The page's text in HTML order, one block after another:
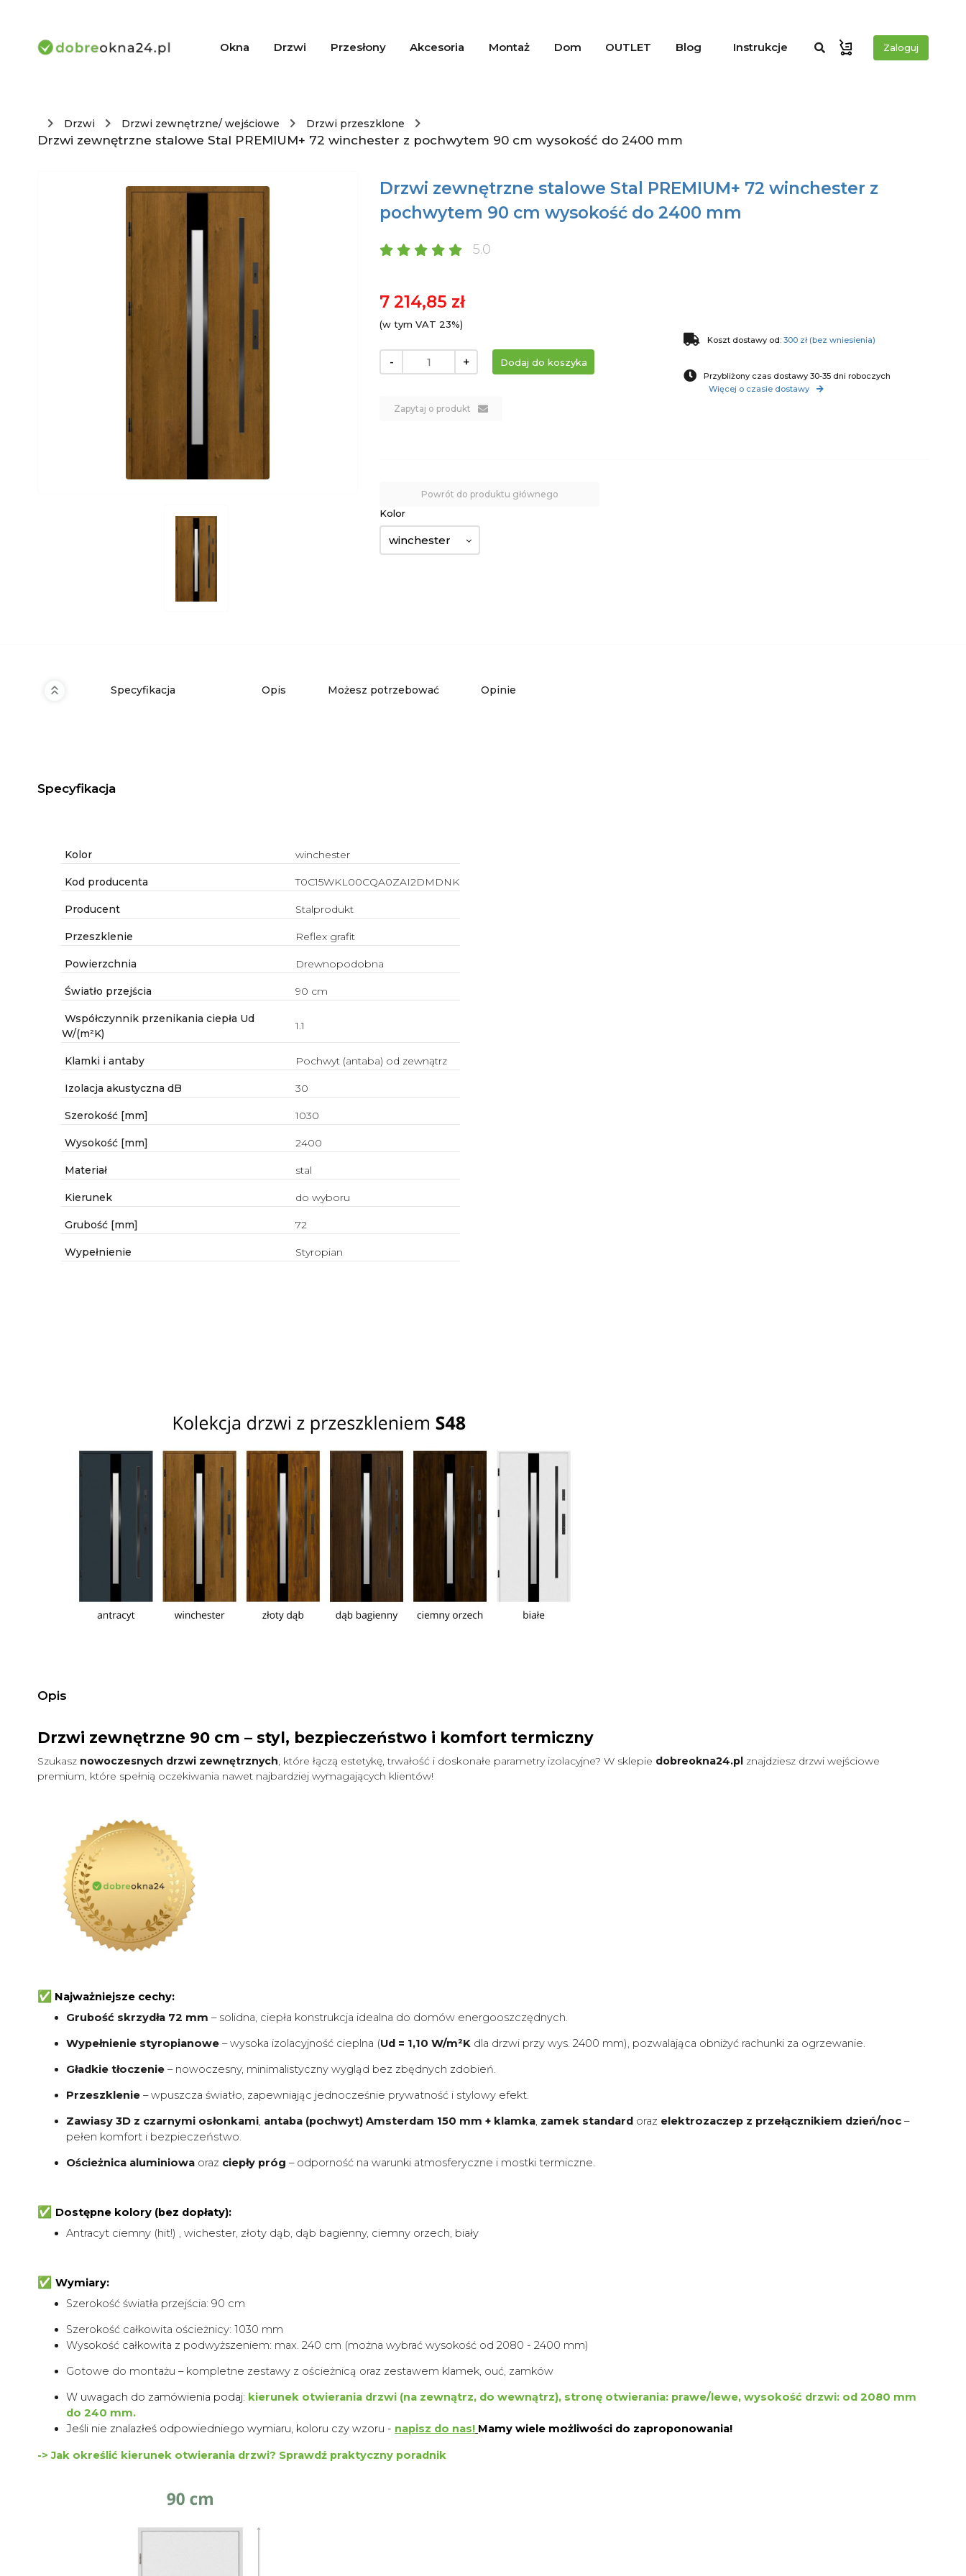
Okna Drzwi Przesłony Akcesoria Montaż Dom OUTLET Blog Instrukcje Zaloguj
Drzwi Drzwi zewnętrzne/ wejściowe Drzwi przeszklone
Drzwi zewnętrzne stalowe Stal PREMIUM+ 72 winchester z pochwytem 90 cm wysokość do 2400 mm
Drzwi zewnętrzne stalowe Stal PREMIUM+ 72 winchester z
pochwytem 90 cm wysokość do 2400 mm
5.0
7 214,85 zł
(w tym VAT 23%)
- +
Zapytaj o produkt
Koszt dostawy od:300 zł (bez wniesienia)
Przybliżony czas dostawy 30-35 dni roboczych
Więcej o czasie dostawy
Powrót do produktu głównego
Kolor
winchester
Specyfikacja Opis Możesz potrzebować Opinie
Specyfikacja
Kolor winchester
Kod producenta T0C15WKL00CQA0ZAI2DMDNK
Producent Stalprodukt
Przeszklenie Reflex grafit
Powierzchnia Drewnopodobna
Światło przejścia 90 cm
Współczynnik przenikania ciepła Ud
W/(m²K)
1.1
Klamki i antaby Pochwyt (antaba) od zewnątrz
Izolacja akustyczna dB 30
Szerokość [mm] 1030
Wysokość [mm] 2400
Materiał stal
Kierunek do wyboru
Grubość [mm] 72
Wypełnienie Styropian
Opis
Drzwi zewnętrzne 90 cm – styl, bezpieczeństwo i komfort termiczny
Szukasz nowoczesnych drzwi zewnętrznych, które łączą estetykę, trwałość i doskonałe parametry izolacyjne? W sklepie dobreokna24.pl znajdziesz drzwi wejściowe
premium, które spełnią oczekiwania nawet najbardziej wymagających klientów!
✅ Najważniejsze cechy:
Grubość skrzydła 72 mm – solidna, ciepła konstrukcja idealna do domów energooszczędnych.
Wypełnienie styropianowe – wysoka izolacyjność cieplna (Ud = 1,10 W/m²K dla drzwi przy wys. 2400 mm), pozwalająca obniżyć rachunki za ogrzewanie.
Gładkie tłoczenie – nowoczesny, minimalistyczny wygląd bez zbędnych zdobień.
Przeszklenie – wpuszcza światło, zapewniając jednocześnie prywatność i stylowy efekt.
Zawiasy 3D z czarnymi osłonkami, antaba (pochwyt) Amsterdam 150 mm + klamka, zamek standard oraz elektrozaczep z przełącznikiem dzień/noc –
pełen komfort i bezpieczeństwo.
Ościeżnica aluminiowa oraz ciepły próg – odporność na warunki atmosferyczne i mostki termiczne.
✅ Dostępne kolory (bez dopłaty):
Antracyt ciemny (hit!) , wichester, złoty dąb, dąb bagienny, ciemny orzech, biały
✅ Wymiary:
Szerokość światła przejścia: 90 cm
Szerokość całkowita ościeżnicy: 1030 mm
Wysokość całkowita z podwyższeniem: max. 240 cm (można wybrać wysokość od 2080 - 2400 mm)
Gotowe do montażu – kompletne zestawy z ościeżnicą oraz zestawem klamek, ouć, zamków
W uwagach do zamówienia podaj: kierunek otwierania drzwi (na zewnątrz, do wewnątrz), stronę otwierania: prawe/lewe, wysokość drzwi: od 2080 mm
do 240 mm.
Jeśli nie znalazłeś odpowiedniego wymiaru, koloru czy wzoru - napisz do nas! Mamy wiele możliwości do zaproponowania!
-> Jak określić kierunek otwierania drzwi? Sprawdź praktyczny poradnik